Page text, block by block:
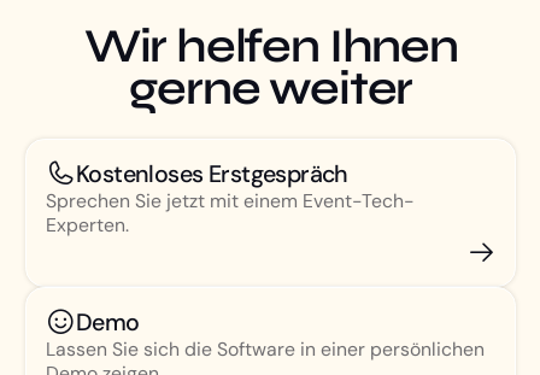
Wir helfen Ihnen
gerne weiter
Kostenloses Erstgespräch
Sprechen Sie jetzt mit einem Event-Tech-
Experten.
Demo
Lassen Sie sich die Software in einer persönlichen